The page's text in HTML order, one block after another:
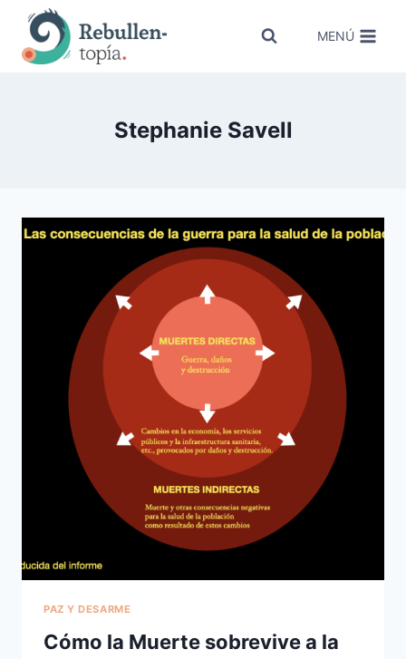
Saltar
contenido
MENÚ
Stephanie Savell
PAZ Y DESARME
Cómo la Muerte sobrevive a la